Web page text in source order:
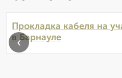
Прокладка кабеля на
в Барнауле
‹